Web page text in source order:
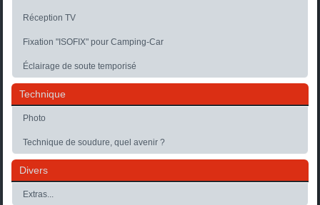
Réception TV
Fixation "ISOFIX" pour Camping-Car
Éclairage de soute temporisé
Technique
Photo
Technique de soudure, quel avenir ?
Divers
Extras...